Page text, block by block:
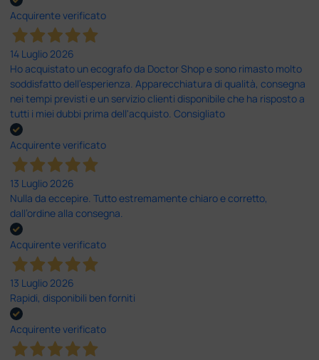
Acquirente verificato
14 Luglio 2026
Ho acquistato un ecografo da Doctor Shop e sono rimasto molto
soddisfatto dell'esperienza. Apparecchiatura di qualità, consegna
nei tempi previsti e un servizio clienti disponibile che ha risposto a
tutti i miei dubbi prima dell'acquisto. Consigliato
Acquirente verificato
13 Luglio 2026
Nulla da eccepire. Tutto estremamente chiaro e corretto,
dall’ordine alla consegna.
Acquirente verificato
13 Luglio 2026
Rapidi, disponibili ben forniti
Acquirente verificato